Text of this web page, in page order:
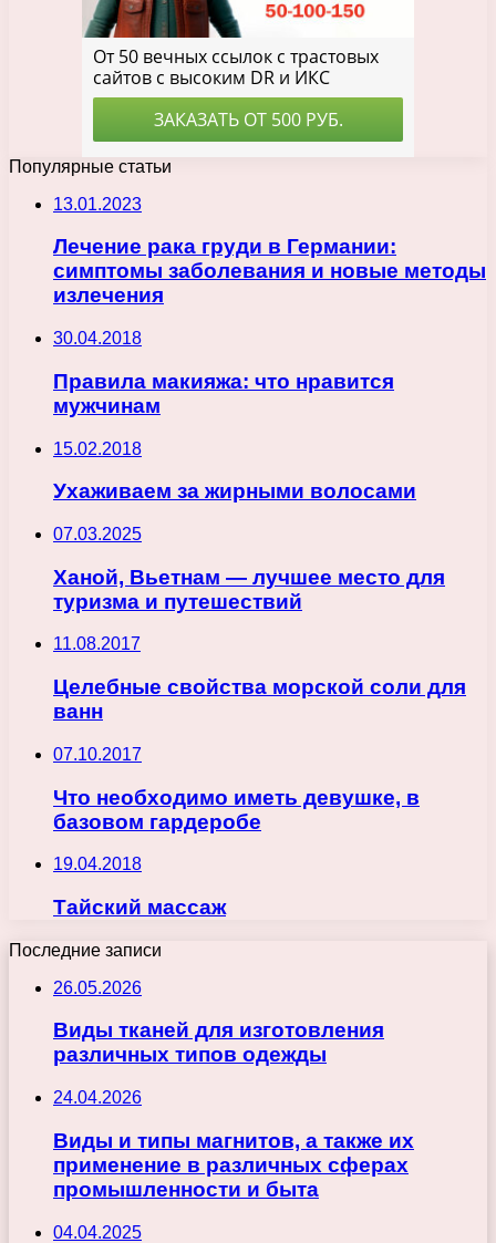
Популярные статьи
13.01.2023
Лечение рака груди в Германии:
симптомы заболевания и новые методы
излечения
30.04.2018
Правила макияжа: что нравится
мужчинам
15.02.2018
Ухаживаем за жирными волосами
07.03.2025
Ханой, Вьетнам — лучшее место для
туризма и путешествий
11.08.2017
Целебные свойства морской соли для
ванн
07.10.2017
Что необходимо иметь девушке, в
базовом гардеробе
19.04.2018
Тайский массаж
Последние записи
26.05.2026
Виды тканей для изготовления
различных типов одежды
24.04.2026
Виды и типы магнитов, а также их
применение в различных сферах
промышленности и быта
04.04.2025